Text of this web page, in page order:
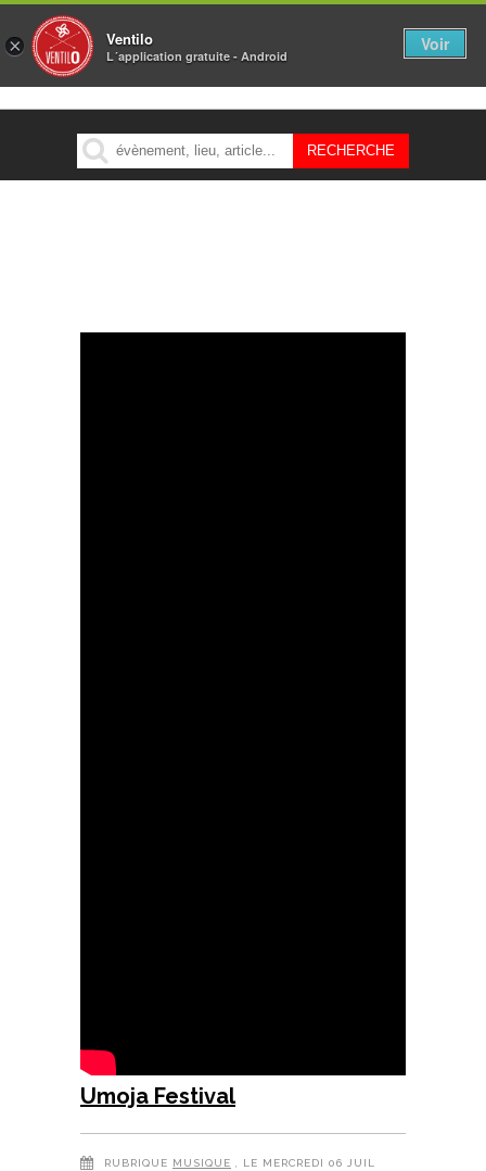
MENU
Umoja Festival
RUBRIQUE MUSIQUE
, LE MERCREDI 06 JUIL
× Ventilo
L´application gratuite - Android
Voir